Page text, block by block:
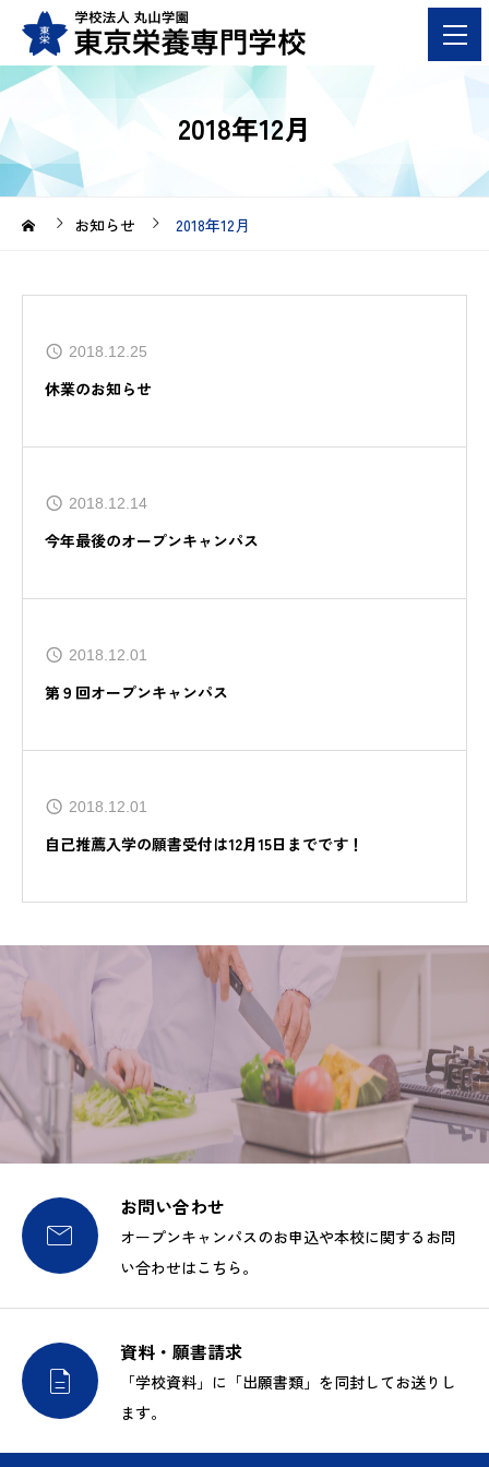
2018年12月
お知らせ 2018年12月
2018.12.25
休業のお知らせ
2018.12.14
今年最後のオープンキャンパス
2018.12.01
第９回オープンキャンパス
2018.12.01
自己推薦入学の願書受付は12月15日までです！

お問い合わせ
オープンキャンパスのお申込や本校に関するお問
い合わせはこちら。

資料・願書請求
「学校資料」に「出願書類」を同封してお送りし
ます。